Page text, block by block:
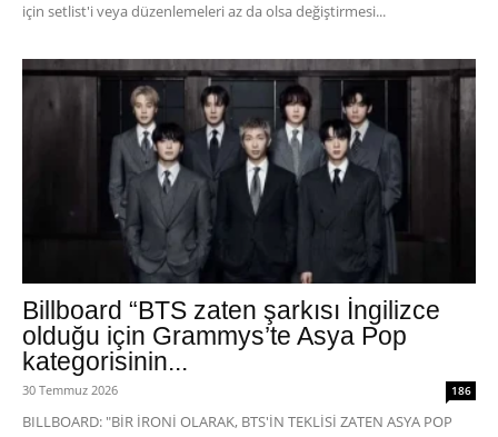
için setlist'i veya düzenlemeleri az da olsa değiştirmesi...
Billboard “BTS zaten şarkısı İngilizce
olduğu için Grammys’te Asya Pop
kategorisinin...
30 Temmuz 2026 186
BILLBOARD: "BİR İRONİ OLARAK, BTS'İN TEKLİSİ ZATEN ASYA POP